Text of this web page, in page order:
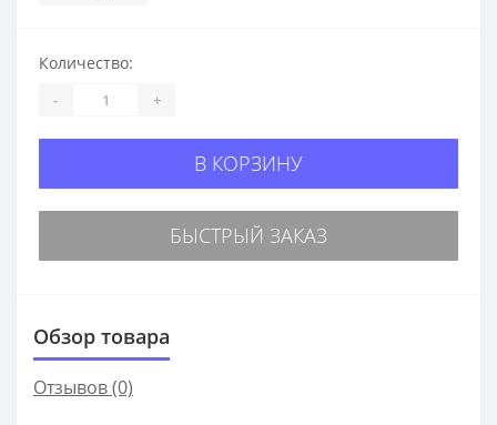
Количество:
- +
В КОРЗИНУ
БЫСТРЫЙ ЗАКАЗ
Обзор товара
Отзывов (0)